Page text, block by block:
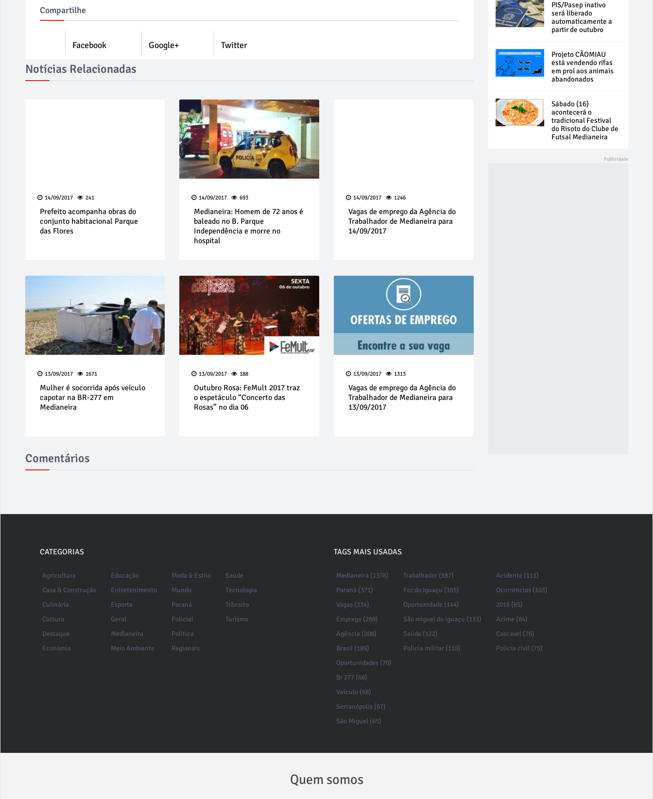
Compartilhe
Facebook Google+ Twitter
Notícias Relacionadas
14/09/2017 241
Prefeito acompanha obras do
conjunto habitacional Parque
das Flores
14/09/2017 693
Medianeira: Homem de 72 anos é
baleado no B. Parque
Independência e morre no
hospital
14/09/2017 1246
Vagas de emprego da Agência do
Trabalhador de Medianeira para
14/09/2017
13/09/2017 1671
Mulher é socorrida após veículo
capotar na BR-277 em
Medianeira
13/09/2017 188
Outubro Rosa: FeMult 2017 traz
o espetáculo “Concerto das
Rosas” no dia 06
13/09/2017 1313
Vagas de emprego da Agência do
Trabalhador de Medianeira para
13/09/2017
Comentários
PIS/Pasep inativo
será liberado
automaticamente a
partir de outubro
Projeto CÃOMIAU
está vendendo rifas
em prol aos animais
abandonados
Sábado (16)
acontecerá o
tradicional Festival
do Risoto do Clube de
Futsal Medianeira
CATEGORIAS
Agricultura
Casa & Construção
Culinária
Cultura
Destaque
Economia
Educação
Entretenimento
Esporte
Geral
Medianeira
Meio Ambiente
Moda & Estilo
Mundo
Paraná
Policial
Política
Regionais
Saúde
Tecnologia
Trânsito
Turismo
TAGS MAIS USADAS
Medianeira (1378)
Paraná (371)
Vagas (334)
Emprego (269)
Agência (208)
Brasil (189)
Trabalhador (187)
Foz do Iguaçu (165)
Oportunidade (144)
São miguel do iguaçu (133)
Saúde (122)
Policia militar (118)
Acidente (111)
Ocorrencias (103)
2016 (85)
Acime (84)
Cascavel (76)
Policia civil (75)
Oportunidades (70)
Br 277 (68)
Veículo (68)
Serranópolis (67)
São Miguel (65)
Quem somos